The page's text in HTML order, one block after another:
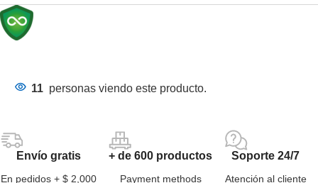
11 personas viendo este producto.
Envío gratis
En pedidos + $ 2,000
+ de 600 productos
Payment methods
Soporte 24/7
Atención al cliente